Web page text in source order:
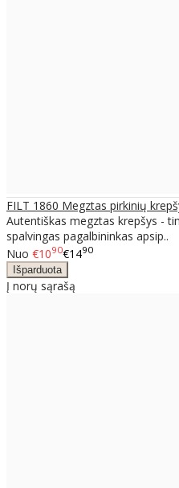
FILT 1860 Megztas pirkinių
Autentiškas megztas krepšys -
spalvingas pagalbininkas apsip..
Nuo €1090€1490
Į norų sąrašą